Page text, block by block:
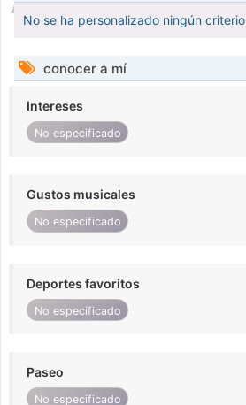
No se ha personalizado ningún criterio
conocer a mí
Intereses
No especificado
Gustos musicales
No especificado
Deportes favoritos
No especificado
Paseo
No especificado